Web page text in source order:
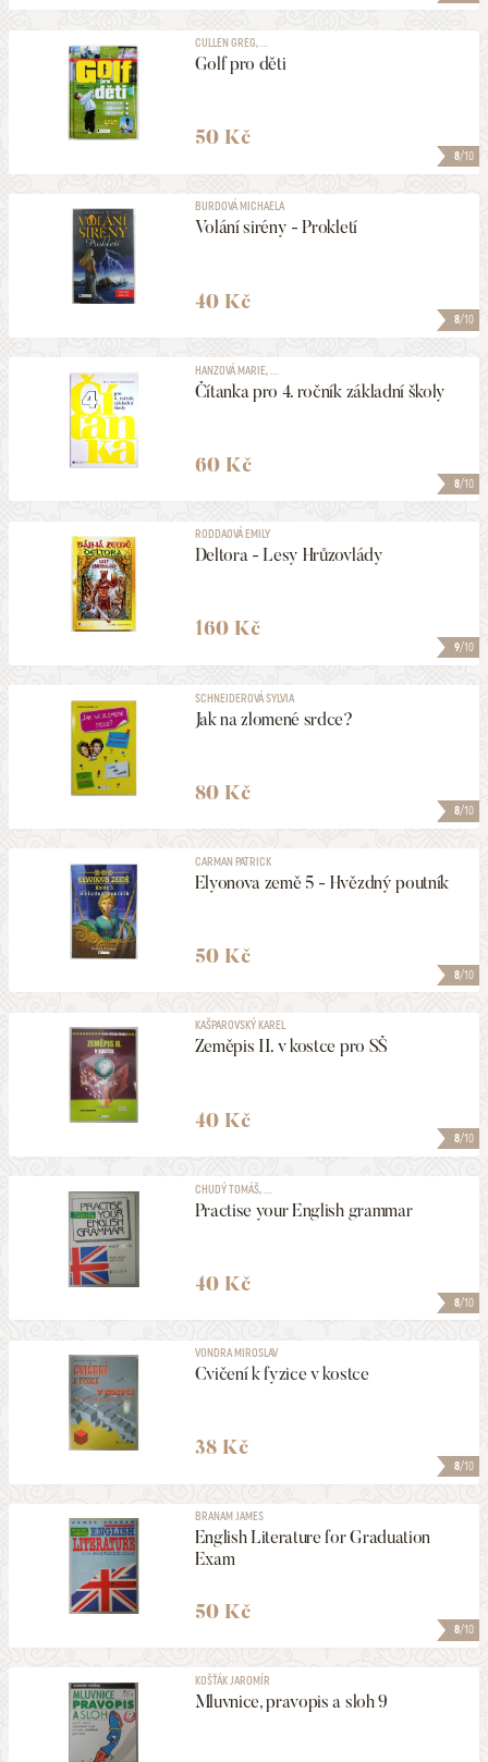
8/10
CULLEN GREG, ...
Golf pro děti
50 Kč
8/10
BURDOVÁ MICHAELA
Volání sirény - Prokletí
40 Kč
8/10
HANZOVÁ MARIE, ...
Čítanka pro 4. ročník základní školy
60 Kč
9/10
RODDAOVÁ EMILY
Deltora - Lesy Hrůzovlády
160 Kč
8/10
SCHNEIDEROVÁ SYLVIA
Jak na zlomené srdce?
80 Kč
8/10
CARMAN PATRICK
Elyonova země 5 - Hvězdný poutník
50 Kč
8/10
KAŠPAROVSKÝ KAREL
Zeměpis II. v kostce pro SŠ
40 Kč
8/10
CHUDÝ TOMÁŠ, ...
Practise your English grammar
40 Kč
8/10
VONDRA MIROSLAV
Cvičení k fyzice v kostce
38 Kč
8/10
BRANAM JAMES
English Literature for Graduation
Exam
50 Kč
KOŠŤÁK JAROMÍR
Mluvnice, pravopis a sloh 9